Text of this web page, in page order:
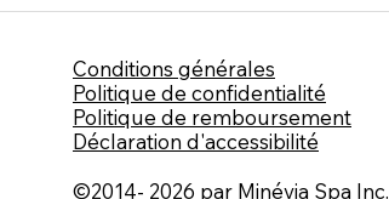
Conditions générales
Politique de confidentialité
Politique de remboursement
Déclaration d'accessibilité
©2014- 2026 par Minévia Spa Inc.